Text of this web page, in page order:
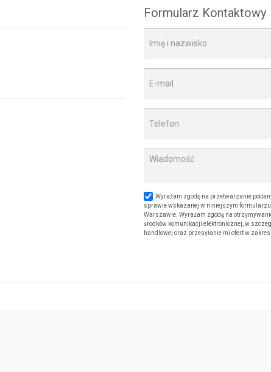
Formularz Kontaktowy
Wyrażam zgodę na przetwarzanie
sprawie wskazanej w niniejszym
Warszawie. Wyrażam zgodę na
środków komunikacji elektronicznej, w
handlowej oraz przesyłanie mi ofert w